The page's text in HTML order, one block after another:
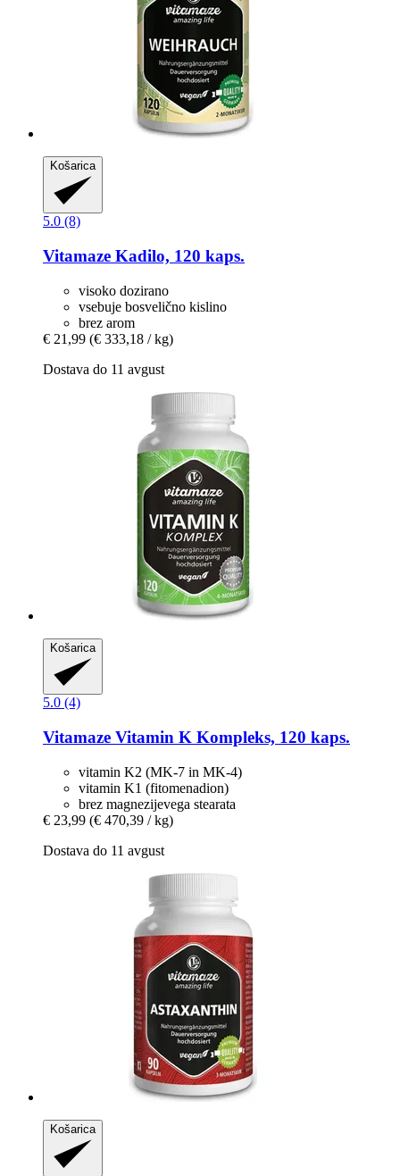
Košarica
5.0 (8)
Vitamaze Kadilo, 120 kaps.
visoko dozirano
vsebuje bosvelično kislino
brez arom
€ 21,99 (€ 333,18 / kg)
Dostava do 11 avgust
Košarica
5.0 (4)
Vitamaze Vitamin K Kompleks, 120 kaps.
vitamin K2 (MK-7 in MK-4)
vitamin K1 (fitomenadion)
brez magnezijevega stearata
€ 23,99 (€ 470,39 / kg)
Dostava do 11 avgust
Košarica